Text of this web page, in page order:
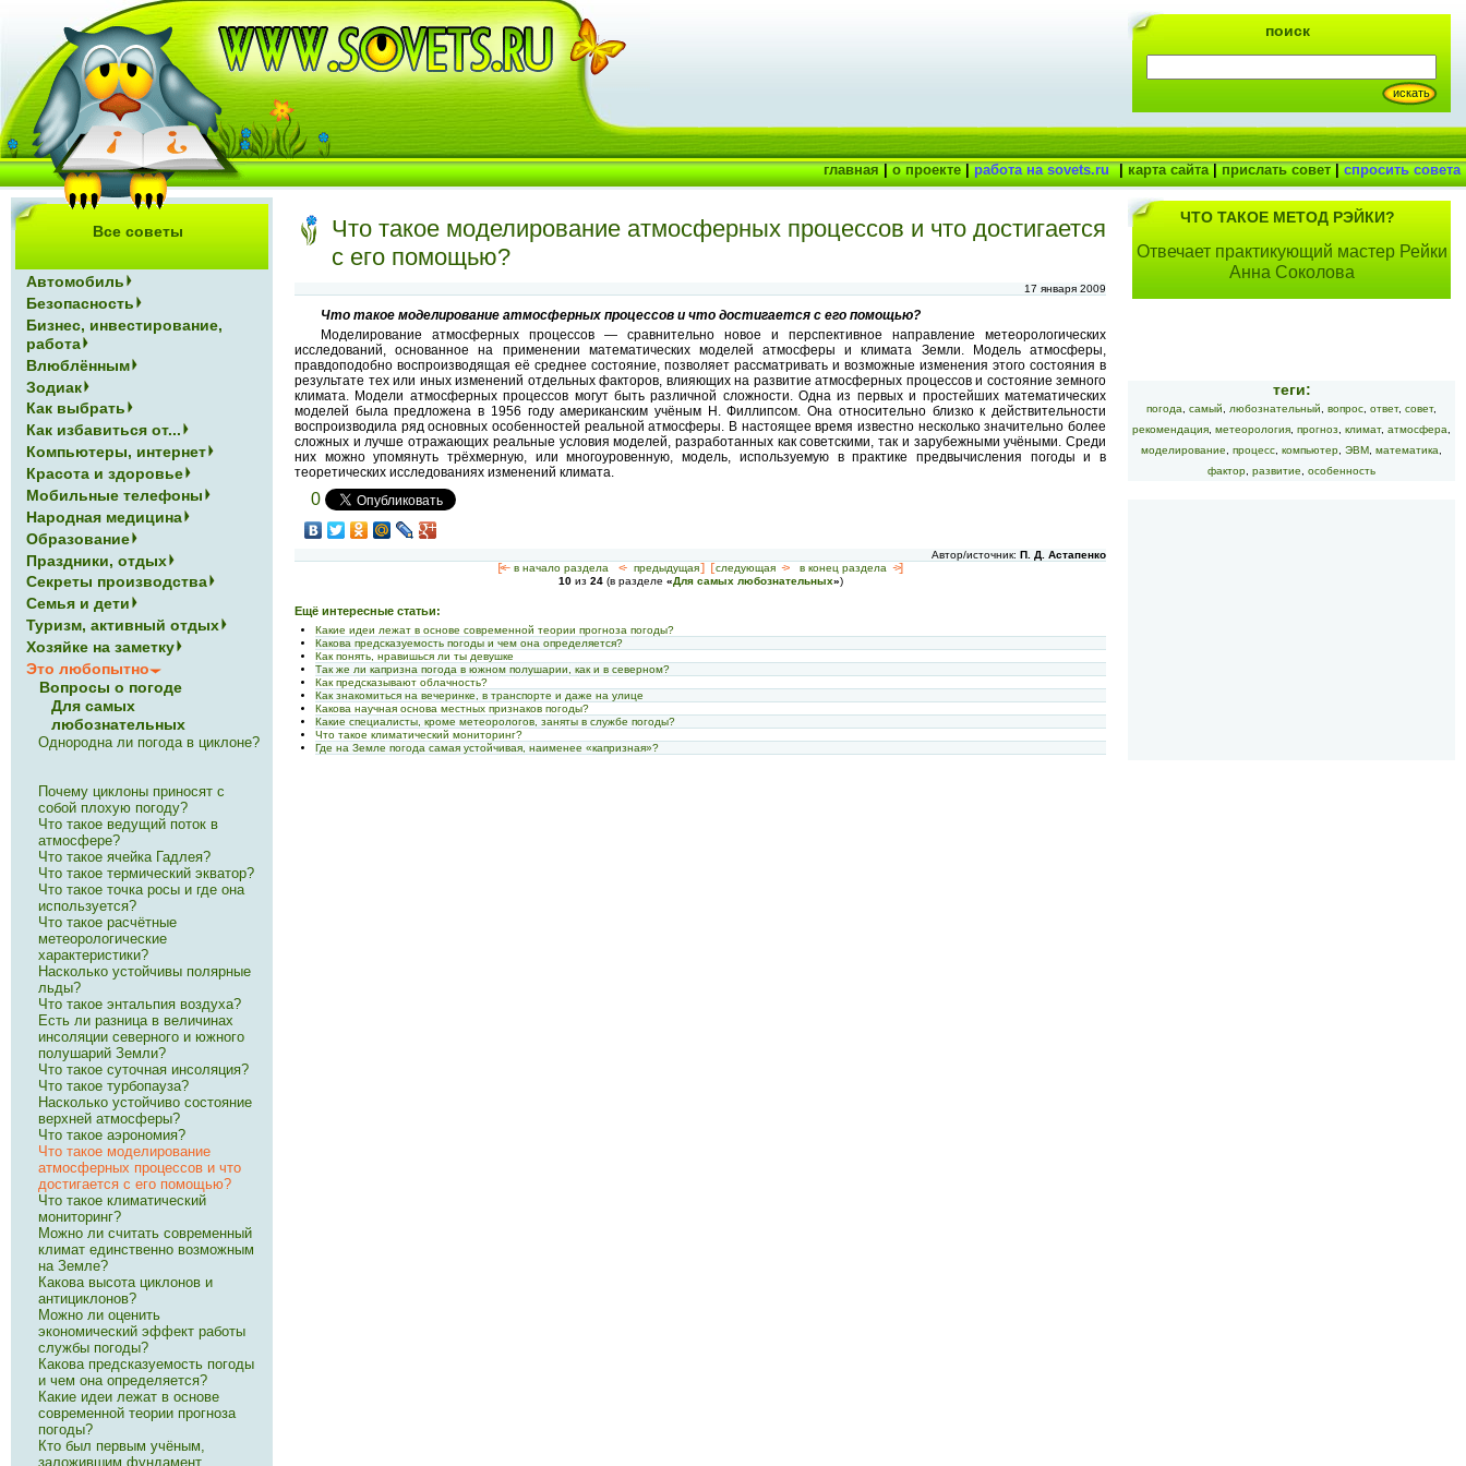
Что такое моделирование атмосферных процессов и что достигается
с его помощью?
17 января 2009
Что такое моделирование атмосферных процессов и что достигается с его помощью?
Моделирование атмосферных процессов — сравнительно новое и перспективное направление метеорологических
исследований, основанное на применении математических моделей атмосферы и климата Земли. Модель атмосферы,
правдоподобно воспроизводящая её среднее состояние, позволяет рассматривать и возможные изменения этого состояния в
результате тех или иных изменений отдельных факторов, влияющих на развитие атмосферных процессов и состояние земного
климата. Модели атмосферных процессов могут быть различной сложности. Одна из первых и простейших математических
моделей была предложена в 1956 году американским учёным Н. Филлипсом. Она относительно близко к действительности
воспроизводила ряд основных особенностей реальной атмосферы. В настоящее время известно несколько значительно более
сложных и лучше отражающих реальные условия моделей, разработанных как советскими, так и зарубежными учёными. Среди
них можно упомянуть трёхмерную, или многоуровенную, модель, используемую в практике предвычисления погоды и в
теоретических исследованиях изменений климата.
0
Автор/источник: П. Д. Астапенко
[<— в начало раздела <- предыдущая] [ следующая -> в конец раздела ->]
10из 24(в разделе «Для самых любознательных»)
Ещё интересные статьи:
Какие идеи лежат в основе современной теории прогноза погоды?
Какова предсказуемость погоды и чем она определяется?
Как понять, нравишься ли ты девушке
Так же ли капризна погода в южном полушарии, как и в северном?
Как предсказывают облачность?
Как знакомиться на вечеринке, в транспорте и даже на улице
Какова научная основа местных признаков погоды?
Какие специалисты, кроме метеорологов, заняты в службе погоды?
Что такое климатический мониторинг?
Где на Земле погода самая устойчивая, наименее «капризная»?
Все советы
Автомобиль
Безопасность
Бизнес, инвестирование,
работа
Влюблённым
Зодиак
Как выбрать
Как избавиться от...
Компьютеры, интернет
Красота и здоровье
Мобильные телефоны
Народная медицина
Образование
Праздники, отдых
Секреты производства
Семья и дети
Туризм, активный отдых
Хозяйке на заметку
Это любопытно
Вопросы о погоде
Для самых
любознательных
Однородна ли погода в циклоне?
Почему циклоны приносят с
собой плохую погоду?
Что такое ведущий поток в
атмосфере?
Что такое ячейка Гадлея?
Что такое термический экватор?
Что такое точка росы и где она
используется?
Что такое расчётные
метеорологические
характеристики?
Насколько устойчивы полярные
льды?
Что такое энтальпия воздуха?
Есть ли разница в величинах
инсоляции северного и южного
полушарий Земли?
Что такое суточная инсоляция?
Что такое турбопауза?
Насколько устойчиво состояние
верхней атмосферы?
Что такое аэрономия?
Что такое моделирование
атмосферных процессов и что
достигается с его помощью?
Что такое климатический
мониторинг?
Можно ли считать современный
климат единственно возможным
на Земле?
Какова высота циклонов и
антициклонов?
Можно ли оценить
экономический эффект работы
службы погоды?
Какова предсказуемость погоды
и чем она определяется?
Какие идеи лежат в основе
современной теории прогноза
погоды?
Кто был первым учёным,
заложившим фундамент
ЧТО ТАКОЕ МЕТОД РЭЙКИ?
Отвечает практикующий мастер Рейки
Анна Соколова
теги:
погода самый любознательный вопрос ответ, совет,
рекомендация метеорология прогноз климат, атмосфера
моделирование
процесс компьютер ЭВМ математика
фактор развитие особенность
поиск
главная|о проекте|работа на sovets.ru |карта сайта|прислать совет|спросить совета